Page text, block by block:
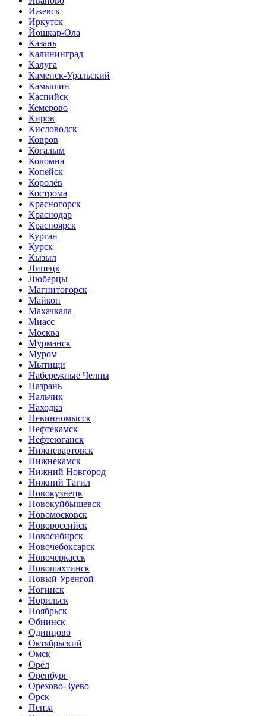
Ижевск
Иркутск
Йошкар-Ола
Казань
Калининград
Калуга
Каменск-Уральский
Камышин
Каспийск
Кемерово
Киров
Кисловодск
Ковров
Когалым
Коломна
Копейск
Королёв
Кострома
Красногорск
Краснодар
Красноярск
Курган
Курск
Кызыл
Липецк
Люберцы
Магнитогорск
Майкоп
Махачкала
Миасс
Москва
Мурманск
Муром
Мытищи
Набережные Челны
Назрань
Нальчик
Находка
Невинномысск
Нефтекамск
Нефтеюганск
Нижневартовск
Нижнекамск
Нижний Новгород
Нижний Тагил
Новокузнецк
Новокуйбышевск
Новомосковск
Новороссийск
Новосибирск
Новочебоксарск
Новочеркасск
Новошахтинск
Новый Уренгой
Ногинск
Норильск
Ноябрьск
Обнинск
Одинцово
Октябрьский
Омск
Орёл
Оренбург
Орехово-Зуево
Орск
Пенза